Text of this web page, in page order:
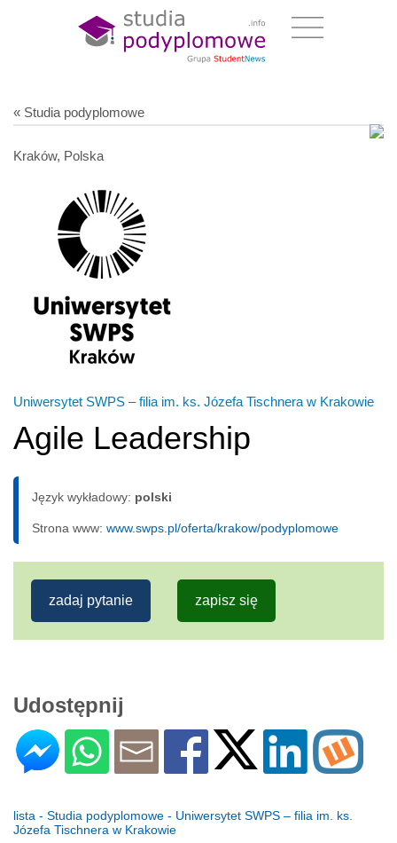
« Studia podyplomowe
Kraków, Polska
Uniwersytet SWPS – filia im. ks. Józefa Tischnera w Krakowie
Agile Leadership
Język wykładowy: polski
Strona www: www.swps.pl/oferta/krakow/podyplomowe
zadaj pytanie zapisz się
Udostępnij
lista - Studia podyplomowe - Uniwersytet SWPS – filia im. ks.
Józefa Tischnera w Krakowie